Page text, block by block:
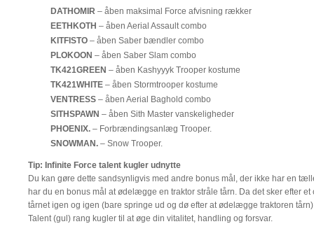
DATHOMIR – åben maksimal Force afvisning rækker
EETHKOTH – åben Aerial Assault combo
KITFISTO – åben Saber bændler combo
PLOKOON – åben Saber Slam combo
TK421GREEN – åben Kashyyyk Trooper kostume
TK421WHITE – åben Stormtrooper kostume
VENTRESS – åben Aerial Baghold combo
SITHSPAWN – åben Sith Master vanskeligheder
PHOENIX. – Forbrændingsanlæg Trooper.
SNOWMAN. – Snow Trooper.
Tip: Infinite Force talent kugler udnytte
Du kan gøre dette sandsynligvis med andre bonus mål, der ikke har en
har du en bonus mål at ødelægge en traktor stråle tårn. Da det sker efter
tårnet igen og igen (bare springe ud og dø efter at ødelægge traktoren
Talent (gul) rang kugler til at øge din vitalitet, handling og forsvar.